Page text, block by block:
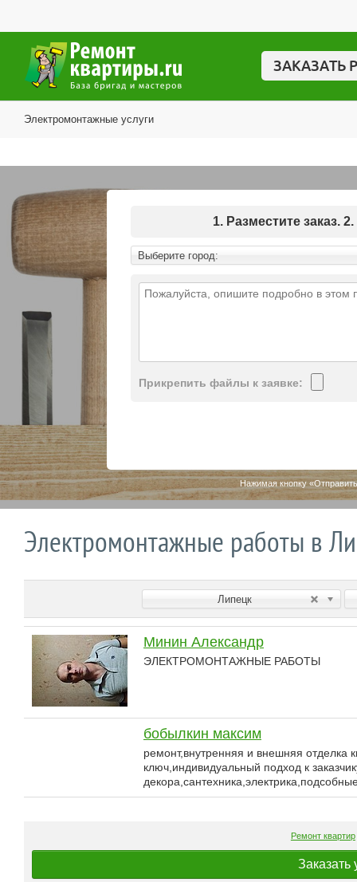
ЗАКАЗАТЬ
Электромонтажные услуги
1. Разместите заказ.
Выберите город:
Прикрепить файлы к заявке:
Нажимая кнопку
Электромонтажные работы в
Липецк
Минин Александр
ЭЛЕКТРОМОНТАЖНЫЕ РАБОТЫ
бобылкин максим
ремонт,внутренняя и внешняя
ключ,индивидуальный подход к
Ремонт квартир
Заказать